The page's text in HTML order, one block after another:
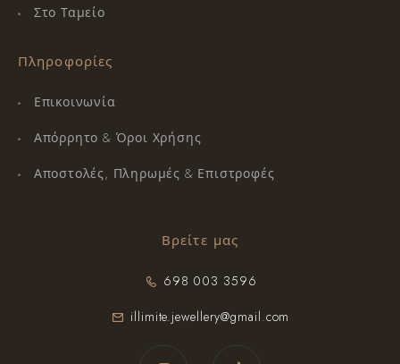
Στο Ταμείο
Πληροφορίες
Επικοινωνία
Απόρρητο & Όροι Χρήσης
Αποστολές, Πληρωμές & Επιστροφές
Βρείτε μας
698 003 3596
illimite.jewellery@gmail.com